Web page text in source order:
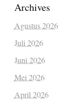
Archives
Agustus 2026
Juli 2026
Juni 2026
Mei 2026
April 2026